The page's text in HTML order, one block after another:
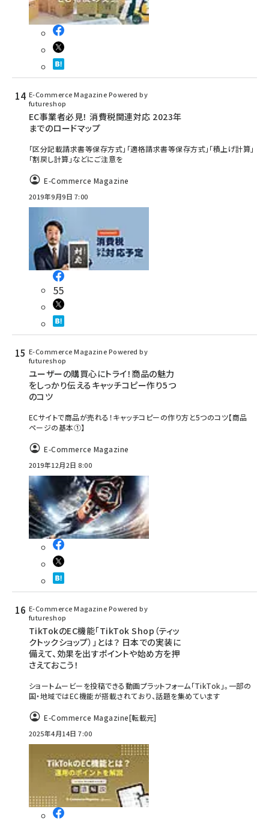
E-Commerce Magazine Powered by
futureshop
EC事業者必見！ 消費税関連対応 2023年
までのロードマップ
「区分記載請求書等保存方式」「適格請求書等保存方式」「積上げ計算」
「割戻し計算」などにご注意を
E-Commerce Magazine
2019年9月9日 7:00
55
E-Commerce Magazine Powered by
futureshop
ユーザーの購買心にトライ！商品の魅力
をしっかり伝えるキャッチコピー作り5つ
のコツ
ECサイトで商品が売れる！キャッチコピーの作り方と5つのコツ【商品
ページの基本①】
E-Commerce Magazine
2019年12月2日 8:00
E-Commerce Magazine Powered by
futureshop
TikTokのEC機能「TikTok Shop（ティッ
クトックショップ）」とは？ 日本での実装に
備えて、効果を出すポイントや始め方を押
さえておこう！
ショートムービーを投稿できる動画プラットフォーム「TikTok」。一部の
国・地域ではEC機能が搭載されており、話題を集めています
E-Commerce Magazine[転載元]
2025年4月14日 7:00